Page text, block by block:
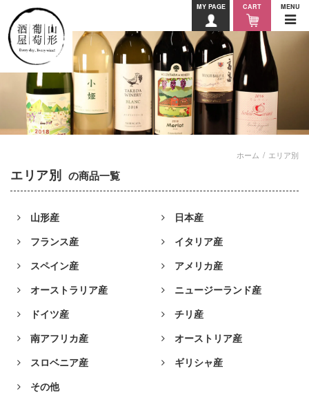
MY PAGE CART MENU
ホーム エリア別
エリア別 の商品一覧
山形産
日本産
フランス産
イタリア産
スペイン産
アメリカ産
オーストラリア産
ニュージーランド産
ドイツ産
チリ産
南アフリカ産
オーストリア産
スロベニア産
ギリシャ産
その他